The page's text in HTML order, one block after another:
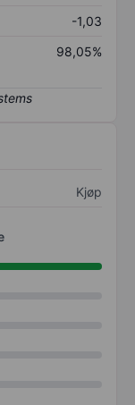
-1,03
98,05%
Kjøp